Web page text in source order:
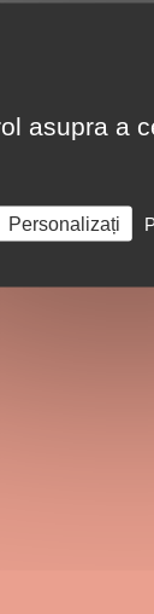
Pizza
asupra a
Personalizați